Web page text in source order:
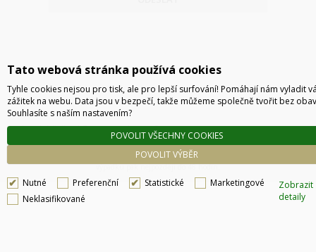
Technické řešení © 2026 CyberSoft s.r.o.
Podle zákona o evidenci tržeb je prodávající povinen vystavit kupujícímu účtenku. Zároveň
je povinen zaevidovat přijatou tržbu u správce daně online, v případě technického
výpadku pak nejpozději do 48 hodin.
Tato webová stránka používá cookies
Tyhle cookies nejsou pro tisk, ale pro lepší surfování! Pomáhají nám vyladit
zážitek na webu. Data jsou v bezpečí, takže můžeme společně tvořit bez
Souhlasíte s naším nastavením?
POVOLIT VÝBĚR
POVOLIT VŠECHNY COOKIES
Nutné Preferenční Statistické
Marketingové
Neklasifikované
Zobrazit
detaily